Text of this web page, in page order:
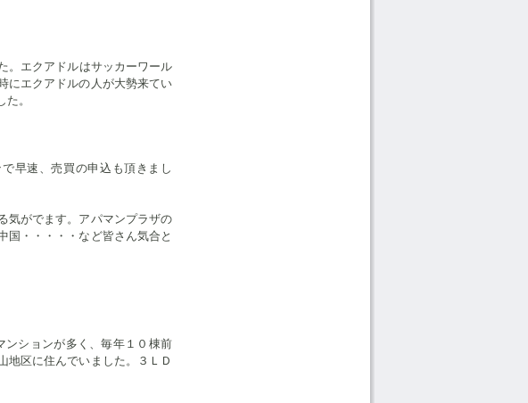
。エクアドルはサッカーワール
にエクアドルの人が大勢来てい
。
早速、売買の申込も頂きまし
気がでます。アパマンプラザの
国・・・・・など皆さん気合と
ションが多く、毎年１０棟前
地区に住んでいました。３ＬＤ